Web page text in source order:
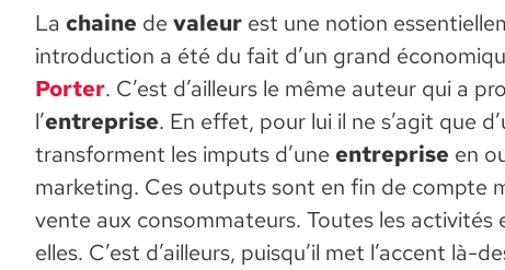
La chaine de valeur est une notion
introduction a été du fait d’un grand
Porter. C’est d’ailleurs le même auteur qui a
l’entreprise. En effet, pour lui il ne s’agit que
transforment les imputs d’une entreprise en
marketing. Ces outputs sont en fin de compte
vente aux consommateurs. Toutes les activités
elles. C’est d’ailleurs, puisqu’il met l’accent